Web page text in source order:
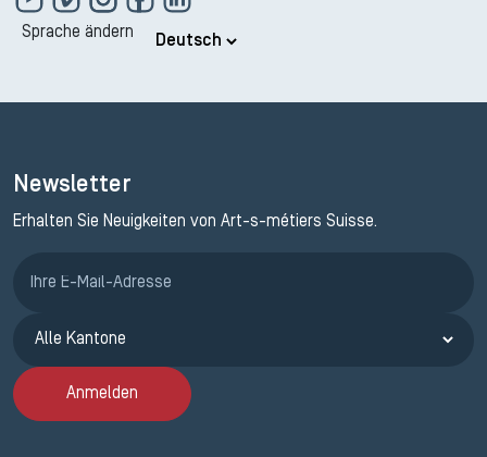
Sprache ändern
Newsletter
Erhalten Sie Neuigkeiten von Art-s-métiers Suisse.
Anmelden